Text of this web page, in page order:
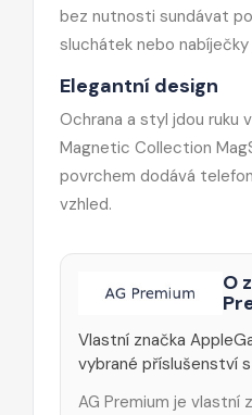
bez nutnosti sundávat
sluchátek nebo
Elegantní design
Ochrana a styl jdou ruku
Magnetic Collection
povrchem dodává
vzhled.
O
Vlastní značka
vybrané příslušenství
AG Premium je vlastní